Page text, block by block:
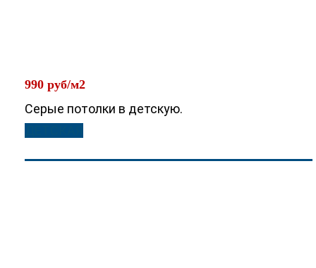
990 руб/м2
Серые потолки в детскую.